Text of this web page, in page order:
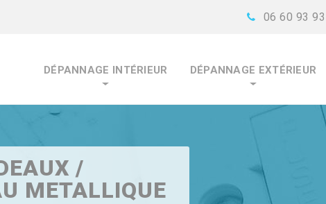
DÉPANNAGE INTÉRIEUR DÉPANNAGE EXTÉRIEUR
06 60 93
/
METALLIQUE